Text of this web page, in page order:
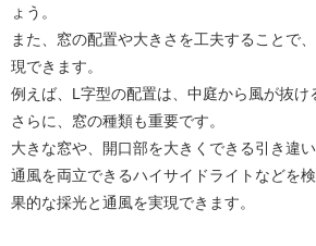
ょう。
また、窓の配置や大きさを工夫することで
現できます。
例えば、L字型の配置は、中庭から風が抜け
さらに、窓の種類も重要です。
大きな窓や、開口部を大きくできる引き違
通風を両立できるハイサイドライトなどを
果的な採光と通風を実現できます。